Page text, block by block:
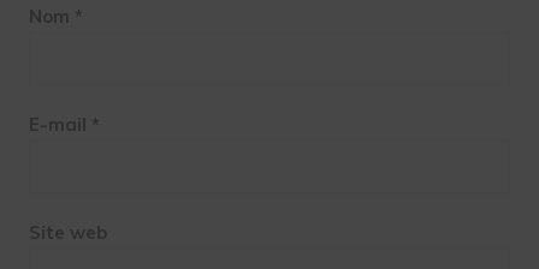
Nom *
E-mail *
Site web